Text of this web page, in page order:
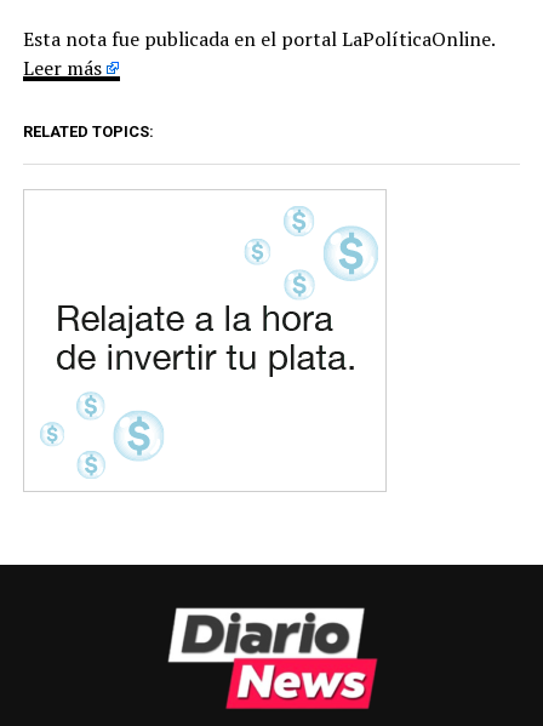
Esta nota fue publicada en el portal LaPolíticaOnline.
Leer más
RELATED TOPICS: